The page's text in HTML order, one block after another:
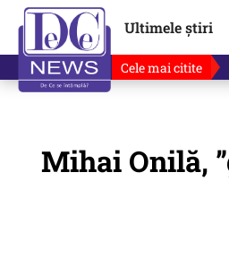
Ultimele știri
Cele mai citite
Mihai Onilă,